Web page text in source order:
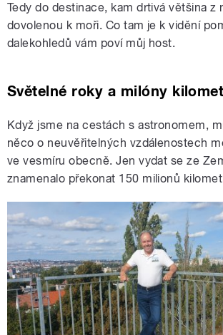
Tedy do destinace, kam drtivá většina z
dovolenou k moři. Co tam je k vidění
dalekohledů vám poví můj host.
Světelné roky a milóny
Když jsme na cestách s astronomem,
něco o neuvěřitelných vzdálenostech
ve vesmíru obecně. Jen vydat se ze
znamenalo překonat 150 milionů